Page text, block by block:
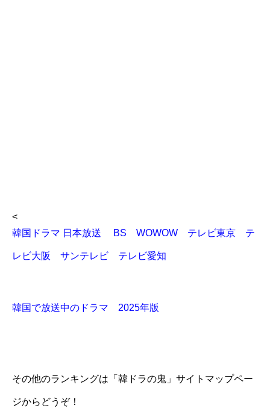
<
韓国ドラマ 日本放送 BS WOWOW テレビ東京 テ
レビ大阪 サンテレビ テレビ愛知
韓国で放送中のドラマ 2025年版
その他のランキングは「韓ドラの鬼」サイトマップペー
ジからどうぞ！